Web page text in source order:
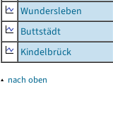
Wundersleben
Buttstädt
Kindelbrück
▴ nach oben